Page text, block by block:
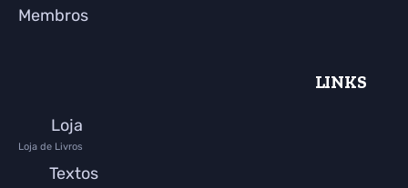
Membros
LINKS
Loja
Loja de Livros
Textos